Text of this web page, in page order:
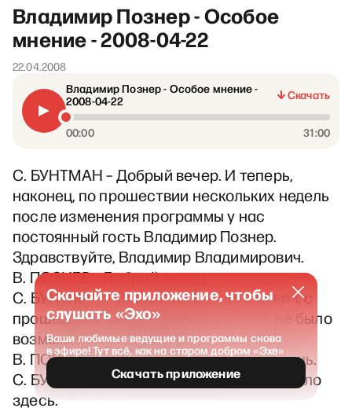
Владимир Познер - Особое
мнение - 2008-04-22
22.04.2008
Владимир Познер - Особое мнение -
2008-04-22
Скачать
00:00 31:00
С. БУНТМАН – Добрый вечер. И теперь,
наконец, по прошествии нескольких недель
после изменения программы у нас
постоянный гость Владимир Познер.
Здравствуйте, Владимир Владимирович.
В. ПОЗНЕР - Добрый вечер.
С. БУНТМАН – Владимир Владимирович, с
прошедшим днем рождения. У меня не было
возможности поздравить.
В. ПОЗНЕР - Прошло всего ничего, 21 день.
С. БУНТМАН – Ровно столько вас и не было
здесь.
Скачайте приложение, чтобы
слушать «Эхо»
Ваши любимые ведущие и программы снова
в эфире! Тут всё, как на старом добром «Эхе»
Скачать приложение